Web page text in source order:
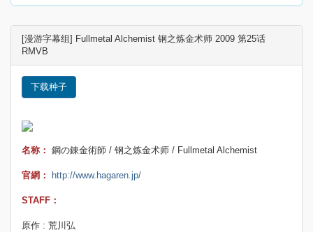
[漫游字幕组] Fullmetal Alchemist 钢之炼金术师 2009 第25话
RMVB
下载种子
名称： 鋼の錬金術師 / 钢之炼金术师 / Fullmetal Alchemist
官網： http://www.hagaren.jp/
STAFF：
原作 : 荒川弘